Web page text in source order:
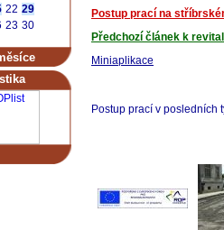
22 29
23 30
Postup prací na
Předchozí článek k
Miniaplikace
Postup prací v posledních